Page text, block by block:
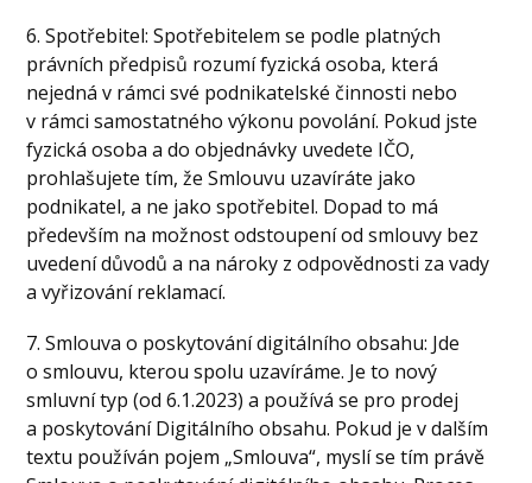
6. Spotřebitel: Spotřebitelem se podle platných
právních předpisů rozumí fyzická osoba, která
nejedná v rámci své podnikatelské činnosti nebo
v rámci samostatného výkonu povolání. Pokud jste
fyzická osoba a do objednávky uvedete IČO,
prohlašujete tím, že Smlouvu uzavíráte jako
podnikatel, a ne jako spotřebitel. Dopad to má
především na možnost odstoupení od smlouvy bez
uvedení důvodů a na nároky z odpovědnosti za vady
a vyřizování reklamací.
7. Smlouva o poskytování digitálního obsahu: Jde
o smlouvu, kterou spolu uzavíráme. Je to nový
smluvní typ (od 6.1.2023) a používá se pro prodej
a poskytování Digitálního obsahu. Pokud je v dalším
textu používán pojem „Smlouva“, myslí se tím právě